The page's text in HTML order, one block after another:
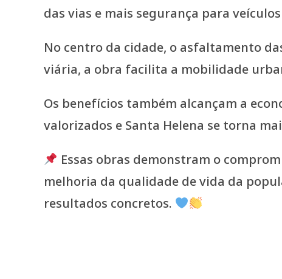
das vias e mais segurança para
No centro da cidade, o asfaltamento
viária, a obra facilita a mobilidade
Os benefícios também alcançam a
valorizados e Santa Helena se torna
Essas obras demonstram o
melhoria da qualidade de vida da
resultados concretos.